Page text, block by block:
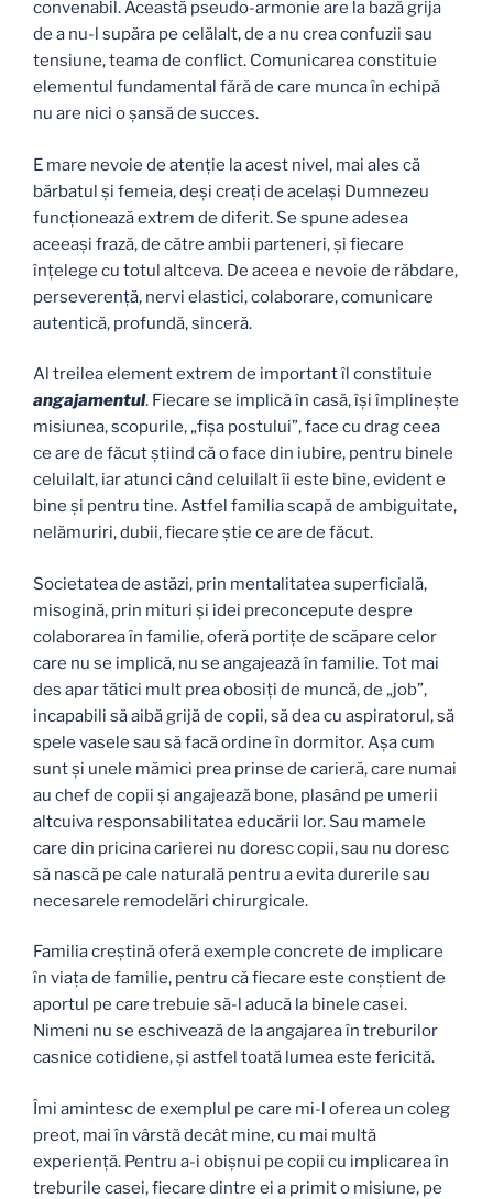
convenabil. Această pseudo-armonie are la bază grija
de a nu-l supăra pe celălalt, de a nu crea confuzii sau
tensiune, teama de conflict. Comunicarea constituie
elementul fundamental fără de care munca în echipă
nu are nici o şansă de succes.
E mare nevoie de atenţie la acest nivel, mai ales că
bărbatul şi femeia, deşi creaţi de acelaşi Dumnezeu
funcţionează extrem de diferit. Se spune adesea
aceeaşi frază, de către ambii parteneri, şi fiecare
înţelege cu totul altceva. De aceea e nevoie de răbdare,
perseverenţă, nervi elastici, colaborare, comunicare
autentică, profundă, sinceră.
Al treilea element extrem de important îl constituie
angajamentul. Fiecare se implică în casă, îşi împlineşte
misiunea, scopurile, „fişa postului”, face cu drag ceea
ce are de făcut ştiind că o face din iubire, pentru binele
celuilalt, iar atunci când celuilalt îi este bine, evident e
bine şi pentru tine. Astfel familia scapă de ambiguitate,
nelămuriri, dubii, fiecare ştie ce are de făcut.
Societatea de astăzi, prin mentalitatea superficială,
misogină, prin mituri şi idei preconcepute despre
colaborarea în familie, oferă portiţe de scăpare celor
care nu se implică, nu se angajează în familie. Tot mai
des apar tătici mult prea obosiţi de muncă, de „job”,
incapabili să aibă grijă de copii, să dea cu aspiratorul, să
spele vasele sau să facă ordine în dormitor. Aşa cum
sunt şi unele mămici prea prinse de carieră, care numai
au chef de copii şi angajează bone, plasând pe umerii
altcuiva responsabilitatea educării lor. Sau mamele
care din pricina carierei nu doresc copii, sau nu doresc
să nască pe cale naturală pentru a evita durerile sau
necesarele remodelări chirurgicale.
Familia creştină oferă exemple concrete de implicare
în viaţa de familie, pentru că fiecare este conştient de
aportul pe care trebuie să-l aducă la binele casei.
Nimeni nu se eschivează de la angajarea în treburilor
casnice cotidiene, şi astfel toată lumea este fericită.
Îmi amintesc de exemplul pe care mi-l oferea un coleg
preot, mai în vârstă decât mine, cu mai multă
experienţă. Pentru a-i obişnui pe copii cu implicarea în
treburile casei, fiecare dintre ei a primit o misiune, pe